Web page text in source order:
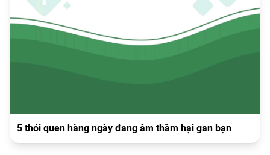
5 thói quen hàng ngày đang âm thầm hại gan bạn